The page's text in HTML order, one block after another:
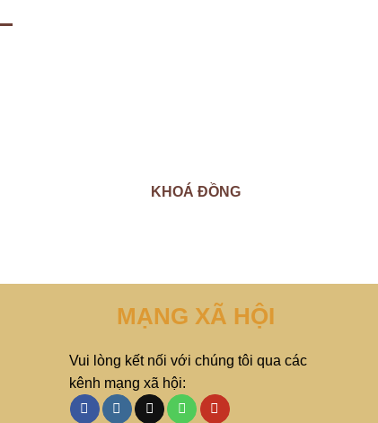
KHOÁ ĐỒNG
MẠNG XÃ HỘI
Vui lòng kết nối với chúng tôi qua các
kênh mạng xã hội: